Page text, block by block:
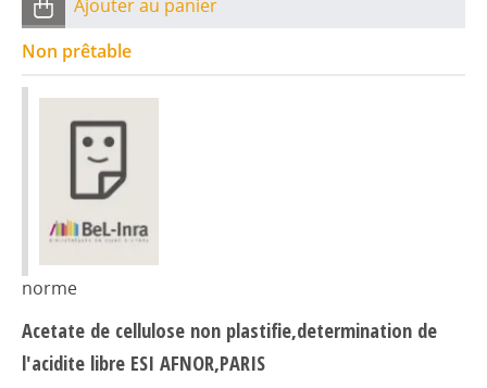
Ajouter au panier
Non prêtable
norme
Acetate de cellulose non plastifie,determination de
l'acidite libre ESI AFNOR,PARIS